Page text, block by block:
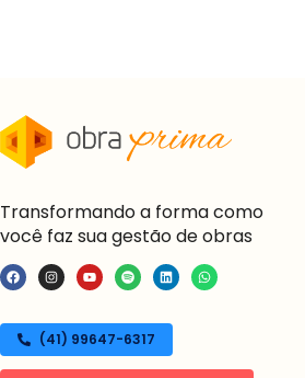
Transformando a forma como
você faz sua gestão de obras
(41) 99647-6317